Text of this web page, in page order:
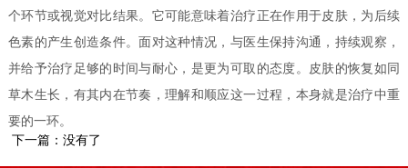
个环节或视觉对比结果。它可能意味着治疗正在作用于皮肤，为后续
色素的产生创造条件。面对这种情况，与医生保持沟通，持续观察，
并给予治疗足够的时间与耐心，是更为可取的态度。皮肤的恢复如同
草木生长，有其内在节奏，理解和顺应这一过程，本身就是治疗中重
要的一环。
下一篇：没有了